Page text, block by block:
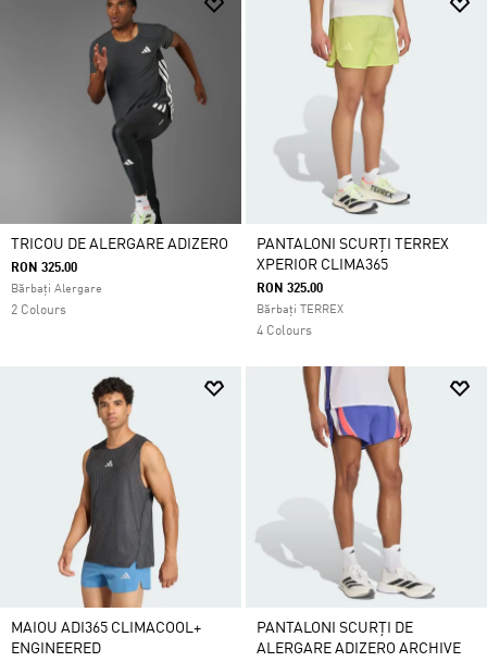
TRICOU DE ALERGARE ADIZERO
RON 325.00
Bărbați Alergare
2 Colours
PANTALONI SCURȚI TERREX
XPERIOR CLIMA365
RON 325.00
Bărbați TERREX
4 Colours
MAIOU ADI365 CLIMACOOL+
ENGINEERED
PANTALONI SCURȚI DE
ALERGARE ADIZERO ARCHIVE